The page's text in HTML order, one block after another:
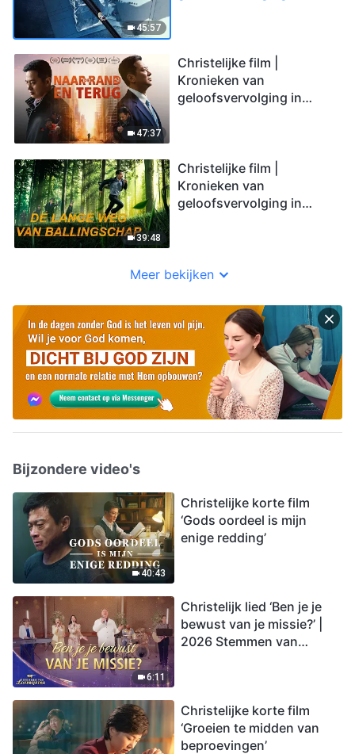
45:57
47:37
Christelijke film |
Kronieken van
geloofsvervolging in
39:48
Christelijke film |
Kronieken van
geloofsvervolging in
Meer bekijken
Bijzondere video's
40:43
Christelijke korte film
‘Gods oordeel is mijn
enige redding’
6:11
Christelijk lied ‘Ben je je
bewust van je missie?’ |
2026 Stemmen van
Christelijke korte film
‘Groeien te midden van
beproevingen’